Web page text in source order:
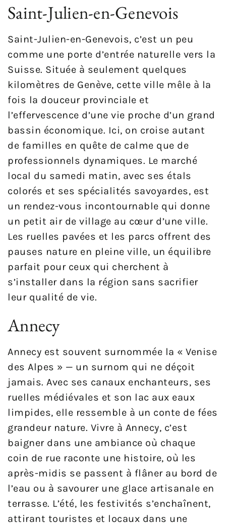
Saint-Julien-en-Genevois
Saint-Julien-en-Genevois, c’est un peu
comme une porte d’entrée naturelle vers la
Suisse. Située à seulement quelques
kilomètres de Genève, cette ville mêle à la
fois la douceur provinciale et
l’effervescence d’une vie proche d’un grand
bassin économique. Ici, on croise autant
de familles en quête de calme que de
professionnels dynamiques. Le marché
local du samedi matin, avec ses étals
colorés et ses spécialités savoyardes, est
un rendez-vous incontournable qui donne
un petit air de village au cœur d’une ville.
Les ruelles pavées et les parcs offrent des
pauses nature en pleine ville, un équilibre
parfait pour ceux qui cherchent à
s’installer dans la région sans sacrifier
leur qualité de vie.
Annecy
Annecy est souvent surnommée la « Venise
des Alpes » — un surnom qui ne déçoit
jamais. Avec ses canaux enchanteurs, ses
ruelles médiévales et son lac aux eaux
limpides, elle ressemble à un conte de fées
grandeur nature. Vivre à Annecy, c’est
baigner dans une ambiance où chaque
coin de rue raconte une histoire, où les
après-midis se passent à flâner au bord de
l’eau ou à savourer une glace artisanale en
terrasse. L’été, les festivités s’enchaînent,
attirant touristes et locaux dans une